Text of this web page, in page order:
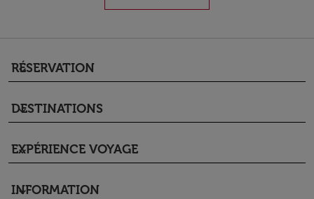
RÉSERVATION
keyboard_arrow_down
DESTINATIONS
keyboard_arrow_down
EXPÉRIENCE VOYAGE
keyboard_arrow_down
INFORMATION
keyboard_arrow_down